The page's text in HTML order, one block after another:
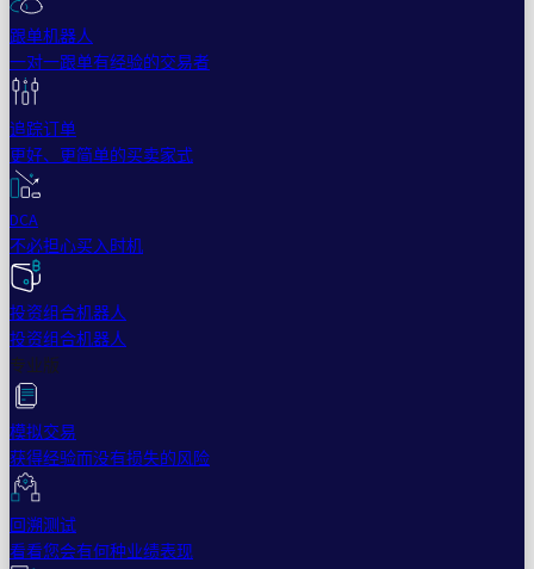
跟单机器人
一对一跟单有经验的交易者
追踪订单
更好、更简单的买卖家式
DCA
不必担心买入时机
投资组合机器人
投资组合机器人
专业版
模拟交易
获得经验而没有损失的风险
回溯测试
看看您会有何种业绩表现